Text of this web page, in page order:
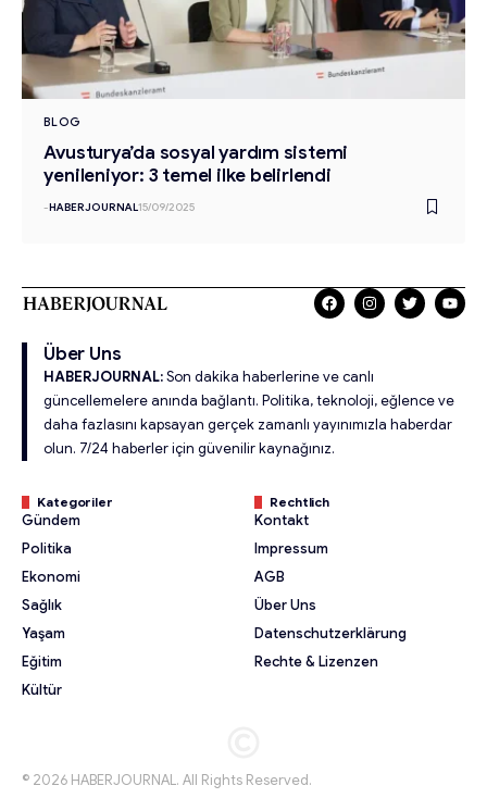
BLOG
Avusturya’da sosyal yardım sistemi
yenileniyor: 3 temel ilke belirlendi
-HABERJOURNAL15/09/2025
Über Uns
HABERJOURNAL:Son dakika haberlerine ve canlı
güncellemelere anında bağlantı. Politika, teknoloji, eğlence ve
daha fazlasını kapsayan gerçek zamanlı yayınımızla haberdar
olun. 7/24 haberler için güvenilir kaynağınız.
Kategoriler
Gündem
Politika
Ekonomi
Sağlık
Yaşam
Eğitim
Kültür
Rechtlich
Kontakt
Impressum
AGB
Über Uns
Datenschutzerklärung
Rechte & Lizenzen
© 2026 HABERJOURNAL. All Rights Reserved.